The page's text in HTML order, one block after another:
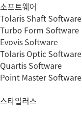
소프트웨어
Tolaris Shaft Software
Turbo Form Software
Evovis Software
Tolaris Optic Software
Quartis Software
Point Master Software
스타일러스